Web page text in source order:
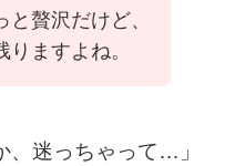
贅沢だけど、
ますよね。
、迷っちゃって…」